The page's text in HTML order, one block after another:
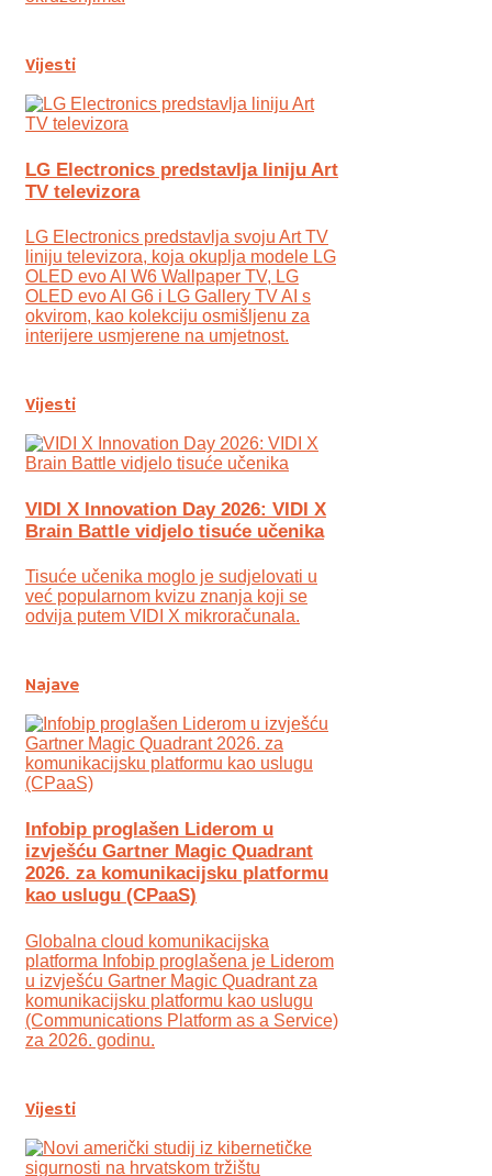
Vijesti
LG Electronics predstavlja liniju Art
TV televizora
LG Electronics predstavlja svoju Art TV
liniju televizora, koja okuplja modele LG
OLED evo AI W6 Wallpaper TV, LG
OLED evo AI G6 i LG Gallery TV AI s
okvirom, kao kolekciju osmišljenu za
interijere usmjerene na umjetnost.
Vijesti
VIDI X Innovation Day 2026: VIDI X
Brain Battle vidjelo tisuće učenika
Tisuće učenika moglo je sudjelovati u
već popularnom kvizu znanja koji se
odvija putem VIDI X mikroračunala.
Najave
Infobip proglašen Liderom u
izvješću Gartner Magic Quadrant
2026. za komunikacijsku platformu
kao uslugu (CPaaS)
Globalna cloud komunikacijska
platforma Infobip proglašena je Liderom
u izvješću Gartner Magic Quadrant za
komunikacijsku platformu kao uslugu
(Communications Platform as a Service)
za 2026. godinu.
Vijesti